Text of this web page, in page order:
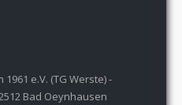
e.V. (TG Werste) -
Bad Oeynhausen